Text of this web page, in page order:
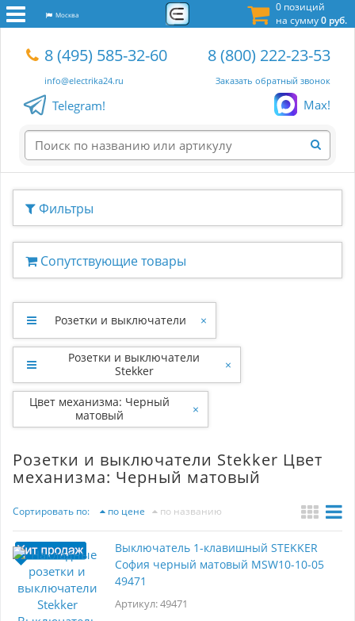
0 позиций
на сумму0 руб.
Москва
8 (495) 585-32-60
info@electrika24.ru
8 (800) 222-23-53
Заказать обратный звонок
Telegram! Max!
Фильтры
Сопутствующие товары
Розетки и выключатели ×
Розетки и выключатели
Stekker
×
Цвет механизма: Черный
матовый
×
Розетки и выключатели Stekker Цвет
механизма: Черный матовый
Сортировать по: по цене по названию
Выключатель 1-клавишный STEKKER
София черный матовый MSW10-10-05
49471
Артикул: 49471